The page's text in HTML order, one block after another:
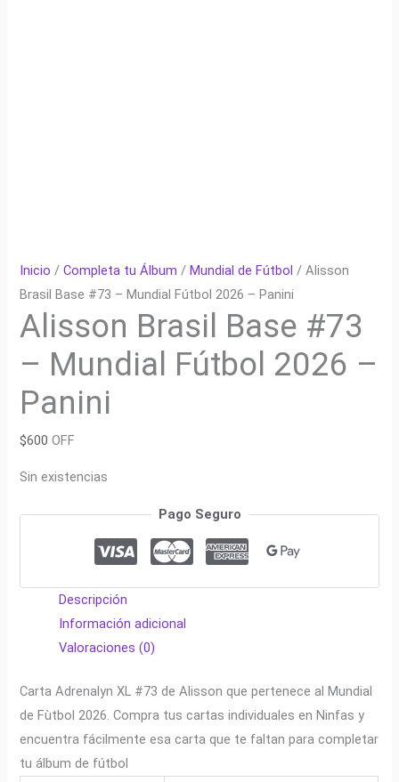
Inicio /Completa tu Álbum /Mundial de Fútbol / Alisson
Brasil Base #73 – Mundial Fútbol 2026 – Panini
Alisson Brasil Base #73
– Mundial Fútbol 2026 –
Panini
$600 OFF
Sin existencias
Pago Seguro
Descripción
Información adicional
Valoraciones (0)
Carta Adrenalyn XL #73 de Alisson que pertenece al Mundial
de Fùtbol 2026. Compra tus cartas individuales en Ninfas y
encuentra fácilmente esa carta que te faltan para completar
tu álbum de fútbol